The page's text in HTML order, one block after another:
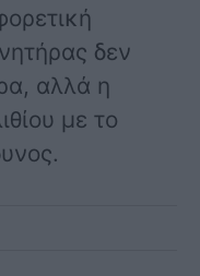
δεν
αλλά η
με το